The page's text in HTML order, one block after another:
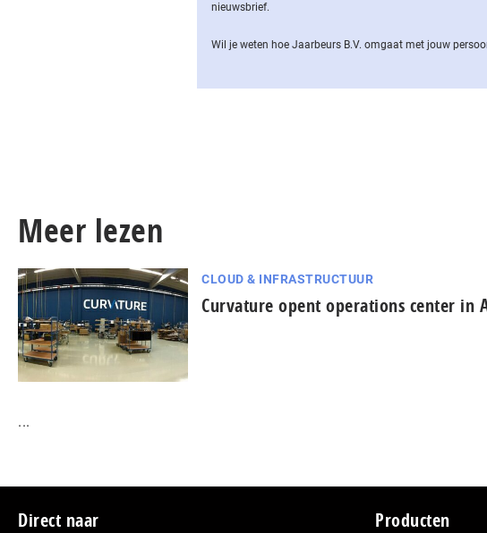
nieuwsbrief.
Wil je weten hoe Jaarbeurs B.V. omgaat met jouw
Meer lezen
CLOUD & INFRASTRUCTUUR
Curvature opent operations center in
...
Direct naar Producten